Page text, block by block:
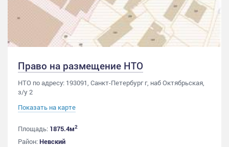
Право на размещение НТО
НТО по адресу: 193091, Санкт-Петербург г, наб Октябрьская,
з/у 2
Показать на карте
Площадь: 1875.4м2
Район:Невский